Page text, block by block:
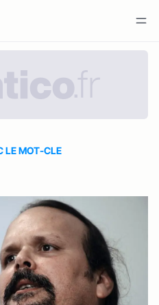
LE MOT-CLE